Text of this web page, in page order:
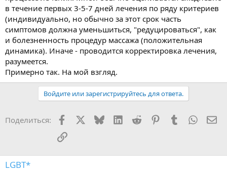
в течение первых 3-5-7 дней лечения по ряду критериев
(индивидуально, но обычно за этот срок часть
симптомов должна уменьшиться, "редуцироваться", как
и болезненность процедур массажа (положительная
динамика). Иначе - проводится корректировка лечения,
разумеется.
Примерно так. На мой взгляд.
Войдите или зарегистрируйтесь для ответа.
Поделиться: Facebook BlueskyLinkedIn
Reddit PinterestTumblr
Ссылка
LGBT*